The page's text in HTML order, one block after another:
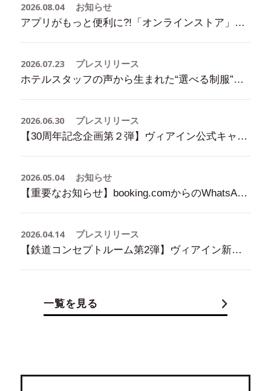
2026.08.04 お知らせ
アプリがもっと便利に?!「オンラインストア」のアクセス機能が新登場！
2026.07.23 プレスリリース
ホテルスタッフの声から生まれた“選べる制服”ヴィアインホテルズが新制服を導入
2026.06.30 プレスリリース
【30周年記念企画第２弾】ヴィアイン公式キャラクター「ブイ太」デビュー！
2026.05.04 お知らせ
【重要なお知らせ】booking.comからのWhatsApp等での問い合わせについて
2026.04.14 プレスリリース
【鉄道コンセプトルーム第2弾】ヴィアイン新大阪ウエストに「500系新幹線ルーム」が登場！
一覧を見る